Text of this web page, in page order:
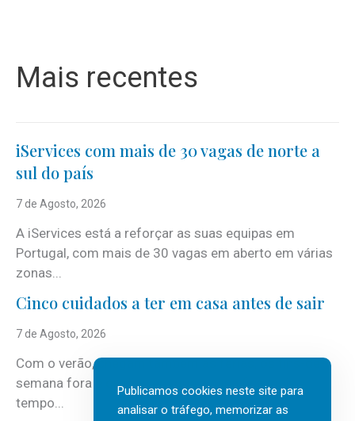
Mais recentes
iServices com mais de 30 vagas de norte a
sul do país
7 de Agosto, 2026
A iServices está a reforçar as suas equipas em
Portugal, com mais de 30 vagas em aberto em várias
zonas...
Cinco cuidados a ter em casa antes de sair
7 de Agosto, 2026
Com o verão, chegam também as férias, os fins-de-
semana fora e os dias em que a casa fica mais
tempo...
Publicamos cookies neste site para
analisar o tráfego, memorizar as